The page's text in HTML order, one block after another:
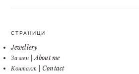
СТРАНИЦИ
Jewellery
За мен | About me
Контакт | Contact